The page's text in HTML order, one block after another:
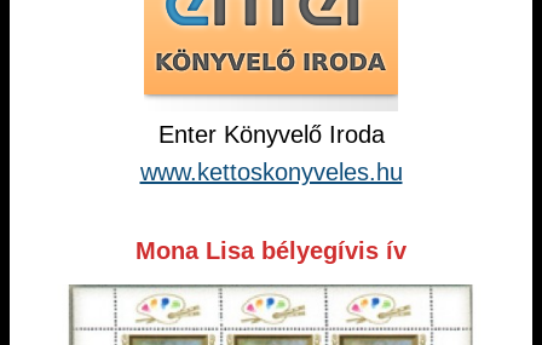
Enter Könyvelő Iroda
www.kettoskonyveles.hu
Mona Lisa bélyegívis ív